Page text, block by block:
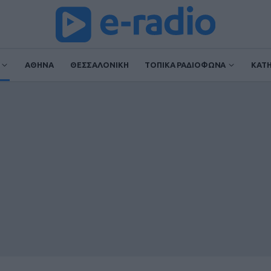
ΑΘΗΝΑ ΘΕΣΣΑΛΟΝΙΚΗ ΤΟΠΙΚΑ ΡΑΔΙΟΦΩΝΑ